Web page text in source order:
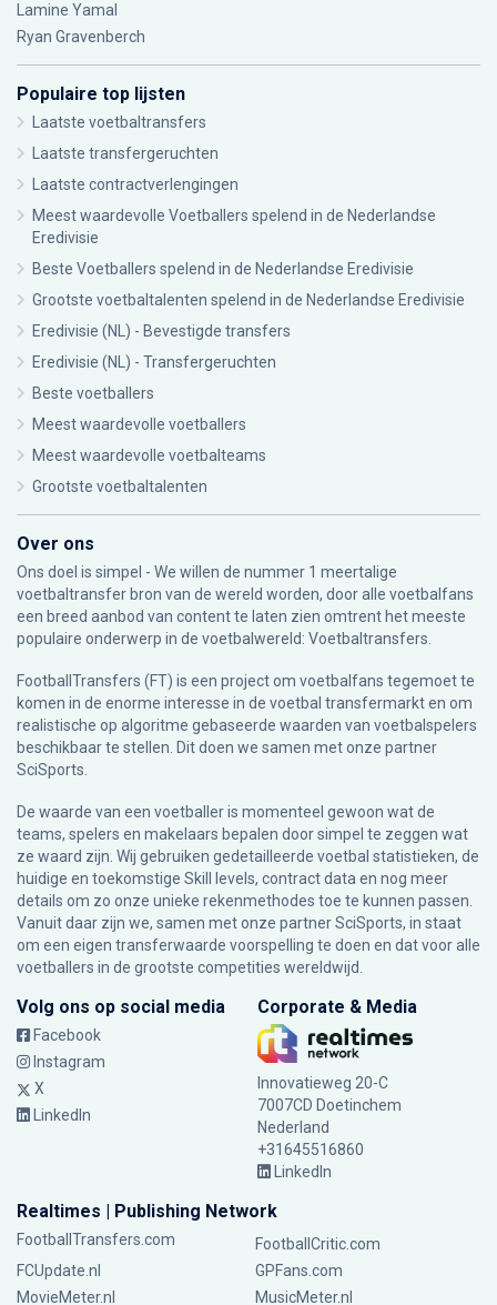
Lamine Yamal
Ryan Gravenberch
Populaire top lijsten
Laatste voetbaltransfers
Laatste transfergeruchten
Laatste contractverlengingen
Meest waardevolle Voetballers spelend in de Nederlandse
Eredivisie
Beste Voetballers spelend in de Nederlandse Eredivisie
Grootste voetbaltalenten spelend in de Nederlandse Eredivisie
Eredivisie (NL) - Bevestigde transfers
Eredivisie (NL) - Transfergeruchten
Beste voetballers
Meest waardevolle voetballers
Meest waardevolle voetbalteams
Grootste voetbaltalenten
Over ons
Ons doel is simpel - We willen de nummer 1 meertalige
voetbaltransfer bron van de wereld worden, door alle voetbalfans
een breed aanbod van content te laten zien omtrent het meeste
populaire onderwerp in de voetbalwereld: Voetbaltransfers.
FootballTransfers (FT) is een project om voetbalfans tegemoet te
komen in de enorme interesse in de voetbal transfermarkt en om
realistische op algoritme gebaseerde waarden van voetbalspelers
beschikbaar te stellen. Dit doen we samen met onze partner
SciSports
De waarde van een voetballer is momenteel gewoon wat de
teams, spelers en makelaars bepalen door simpel te zeggen wat
ze waard zijn. Wij gebruiken gedetailleerde voetbal statistieken, de
huidige en toekomstige Skill levels, contract data en nog meer
details om zo onze unieke rekenmethodes toe te kunnen passen.
Vanuit daar zijn we, samen met onze partner SciSports, in staat
om een eigen transferwaarde voorspelling te doen en dat voor alle
voetballers in de grootste competities wereldwijd.
Volg ons op social media
Facebook
Instagram
X
LinkedIn
Corporate & Media
Innovatieweg 20-C
7007CD Doetinchem
Nederland
+31645516860
LinkedIn
Realtimes | Publishing Network
FootballTransfers.com
FootballCritic.com
FCUpdate.nl
GPFans.com
MovieMeter.nl
MusicMeter.nl